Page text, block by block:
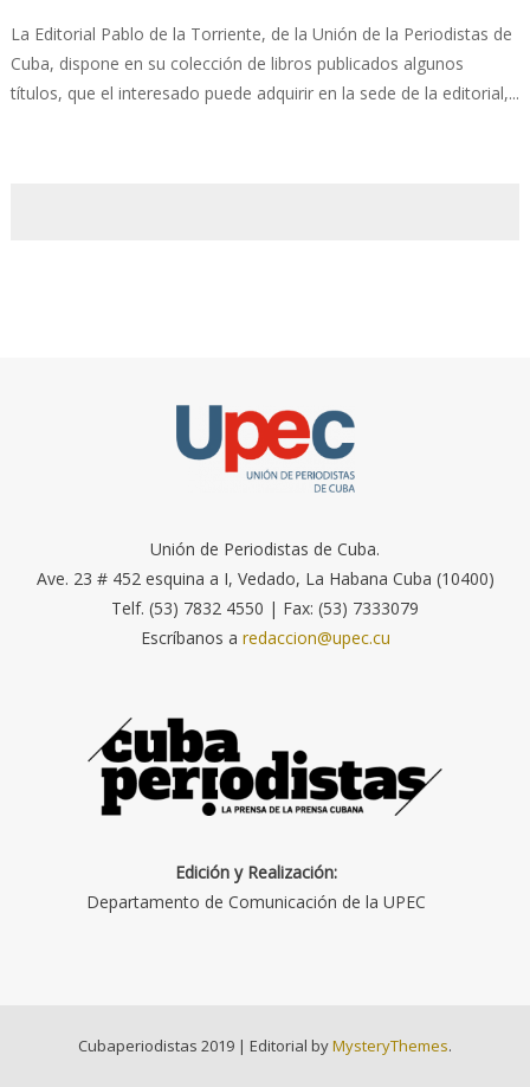
La Editorial Pablo de la Torriente, de la Unión de la Periodistas de
Cuba, dispone en su colección de libros publicados algunos
títulos, que el interesado puede adquirir en la sede de la editorial,...
Unión de Periodistas de Cuba.
Ave. 23 # 452 esquina a I, Vedado, La Habana Cuba (10400)
Telf. (53) 7832 4550 | Fax: (53) 7333079
Escríbanos a redaccion@upec.cu
Edición y Realización:
Departamento de Comunicación de la UPEC
Cubaperiodistas 2019 | Editorial byMysteryThemes.